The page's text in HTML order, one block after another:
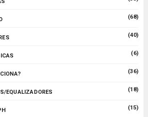
(68)
(40)
(6)
(36)
EQUALIZADORES (18)
(15)